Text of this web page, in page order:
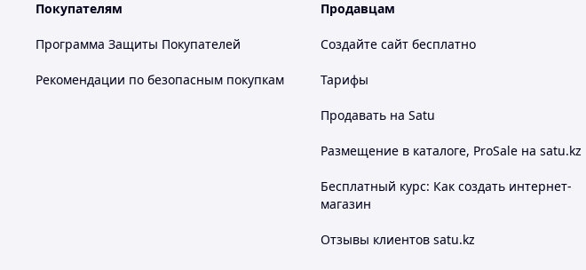
Покупателям
Программа Защиты Покупателей
Рекомендации по безопасным покупкам
Продавцам
Создайте сайт бесплатно
Тарифы
Продавать на Satu
Размещение в каталоге, ProSale на satu.kz
Бесплатный курс: Как создать интернет-
магазин
Отзывы клиентов satu.kz